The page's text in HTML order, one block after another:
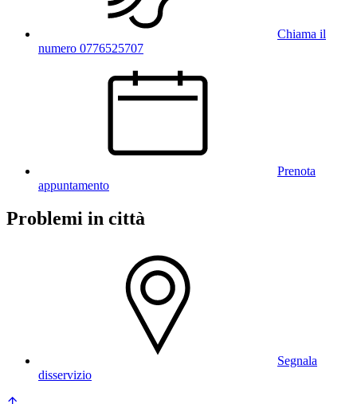
Chiama il
numero 0776525707
Prenota
appuntamento
Problemi in città
Segnala
disservizio